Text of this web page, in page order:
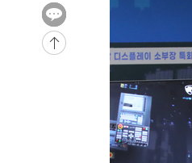
-24312초 전 >
"미 전국적 살모네
-22825초 전 >
[속보]경찰·노동
[속보]합수본, '투
[속보]원·달러 환
[속보]삼성전자
[속보]코스닥,
[속보]코스피,